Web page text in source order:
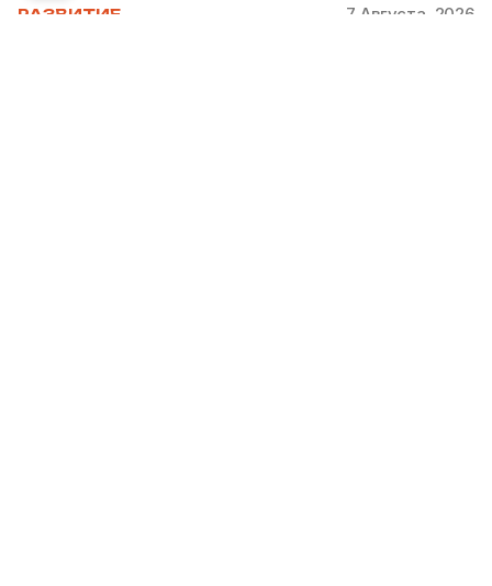
РАЗВИТИЕ 7 Августа, 2026